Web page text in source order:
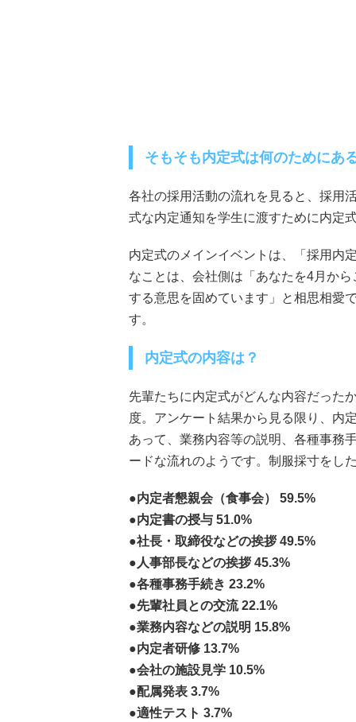
そもそも内定式は何のためにあ
各社の採用活動の流れを見ると、採用
式な内定通知を学生に渡すために内定
内定式のメインイベントは、「採用内
なことは、会社側は「あなたを4月か
する意思を固めています」と相思相愛
す。
内定式の内容は？
先輩たちに内定式がどんな内容だった
度。アンケート結果から見る限り、内
あって、業務内容等の説明、各種事務
ードな流れのようです。制服採寸をし
●内定者懇親会（食事会） 59.5%
●内定書の授与 51.0%
●社長・取締役などの挨拶 49.5%
●人事部長などの挨拶 45.3%
●各種事務手続き 23.2%
●先輩社員との交流 22.1%
●業務内容などの説明 15.8%
●内定者研修 13.7%
●会社の施設見学 10.5%
●配属発表 3.7%
●適性テスト 3.7%